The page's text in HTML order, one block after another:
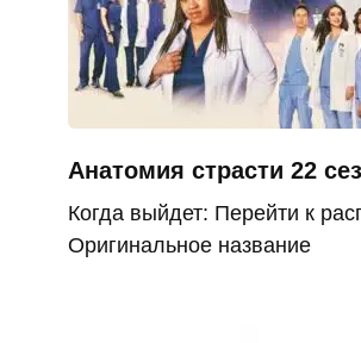
Анатомия страсти 22
Когда выйдет: Перейти к
Оригинальное название